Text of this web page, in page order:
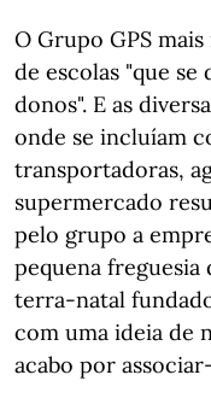
O Grupo GPS
de escolas "que
donos". E as
onde se incluíam
transportadoras,
supermercado
pelo grupo a
pequena freguesia
terra-natal
com uma ideia de
acabo por